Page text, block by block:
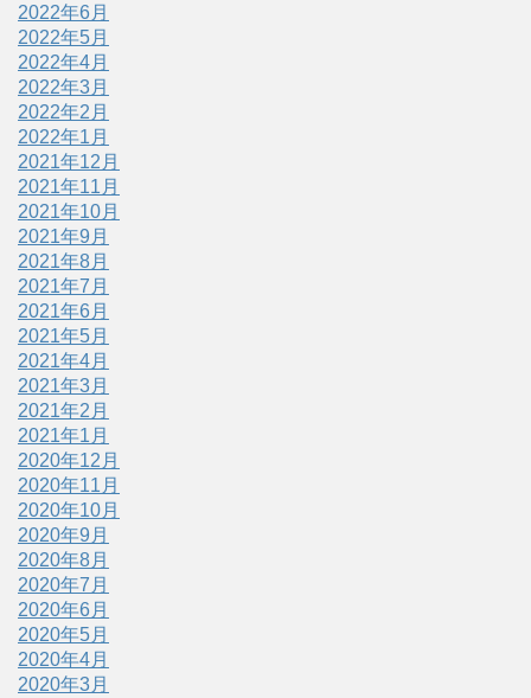
2022年6月
2022年5月
2022年4月
2022年3月
2022年2月
2022年1月
2021年12月
2021年11月
2021年10月
2021年9月
2021年8月
2021年7月
2021年6月
2021年5月
2021年4月
2021年3月
2021年2月
2021年1月
2020年12月
2020年11月
2020年10月
2020年9月
2020年8月
2020年7月
2020年6月
2020年5月
2020年4月
2020年3月